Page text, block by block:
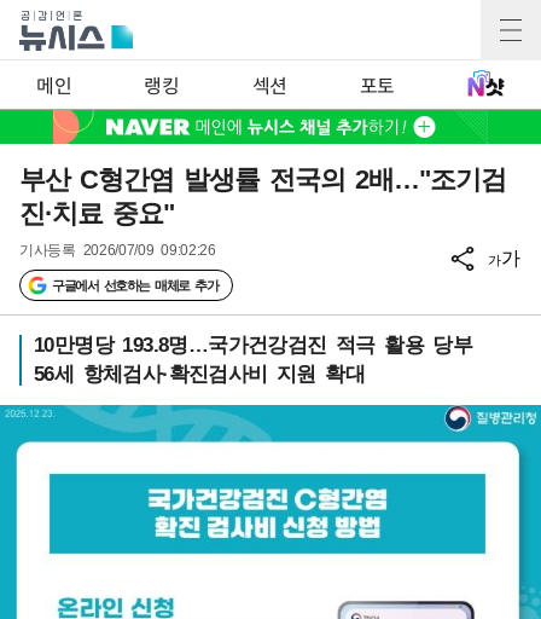
메인 랭킹 섹션 포토
부산 C형간염 발생률 전국의 2배…"조기검
진·치료 중요"
기사등록 2026/07/09 09:02:26
구글에서 선호하는 매체로 추가
가가
10만명당 193.8명…국가건강검진 적극 활용 당부
56세 항체검사·확진검사비 지원 확대